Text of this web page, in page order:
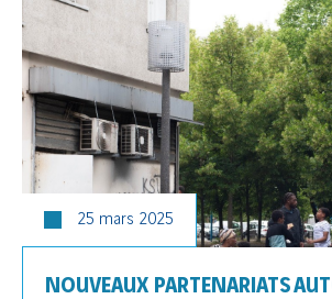
25 mars 2025
NOUVEAUX PARTENARIATS